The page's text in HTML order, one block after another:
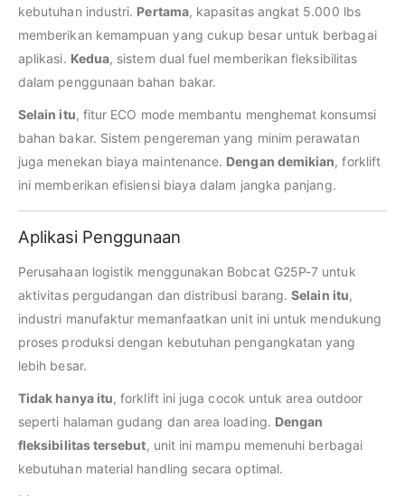
kebutuhan industri. Pertama, kapasitas angkat 5.000 lbs
memberikan kemampuan yang cukup besar untuk berbagai
aplikasi. Kedua, sistem dual fuel memberikan fleksibilitas
dalam penggunaan bahan bakar.
Selain itu, fitur ECO mode membantu menghemat konsumsi
bahan bakar. Sistem pengereman yang minim perawatan
juga menekan biaya maintenance. Dengan demikian, forklift
ini memberikan efisiensi biaya dalam jangka panjang.
Aplikasi Penggunaan
Perusahaan logistik menggunakan Bobcat G25P-7 untuk
aktivitas pergudangan dan distribusi barang.Selain itu,
industri manufaktur memanfaatkan unit ini untuk mendukung
proses produksi dengan kebutuhan pengangkatan yang
lebih besar.
Tidak hanya itu, forklift ini juga cocok untuk area outdoor
seperti halaman gudang dan area loading. Dengan
fleksibilitas tersebut, unit ini mampu memenuhi berbagai
kebutuhan material handling secara optimal.